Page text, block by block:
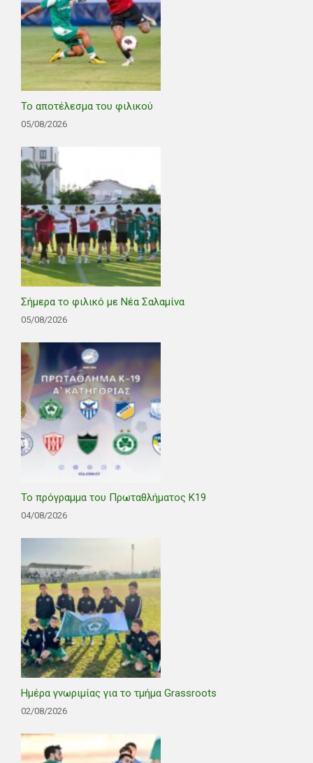
Το αποτέλεσμα του φιλικού
05/08/2026
Σήμερα το φιλικό με Νέα Σαλαμίνα
05/08/2026
Το πρόγραμμα του Πρωταθλήματος Κ19
04/08/2026
Ημέρα γνωριμίας για το τμήμα Grassroots
02/08/2026